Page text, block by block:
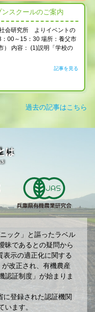
スクールのご案内
会研究所 よりイベントの
00～15：30 場所：養父市
） 内容： (1)説明「学校の
記事を見る
過去の記事はこちら
ック」と謳ったラベル
昧であるとの疑問から
表示の適正化に関する
改正され、有機農産
認証制度」が始まりま
に登録された認証機関
います。